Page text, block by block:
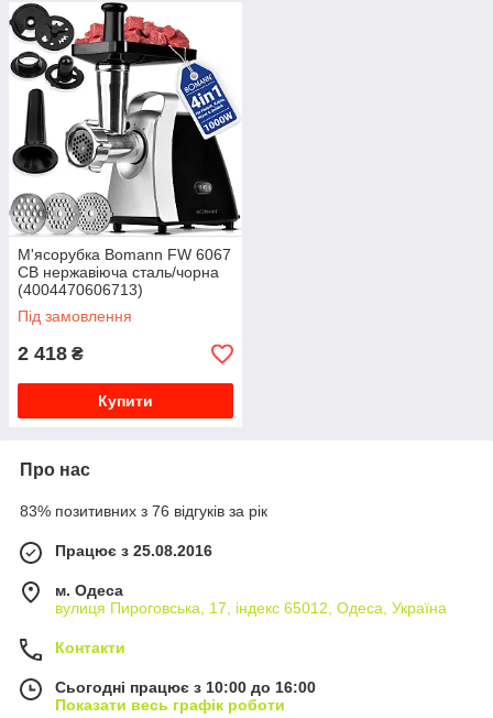
М'ясорубка Bomann FW 6067
CB нержавіюча сталь/чорна
(4004470606713)
Під замовлення
2 418 ₴
Купити
Про нас
83% позитивних з 76 відгуків за рік
Працює з 25.08.2016
м. Одеса
вулиця Пироговська, 17, індекс 65012, Одеса, Україна
Контакти
Сьогодні працює з 10:00 до 16:00
Показати весь графік роботи